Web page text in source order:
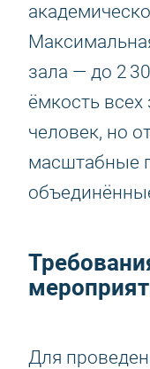
зала — до 2
ёмкость
человек, но
масштабные
Для